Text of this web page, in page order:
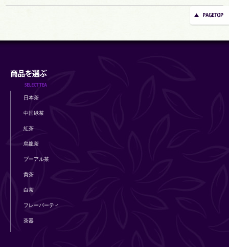
日本茶
中国緑茶
紅茶
烏龍茶
プーアル茶
黄茶
白茶
フレーバーティ
茶器